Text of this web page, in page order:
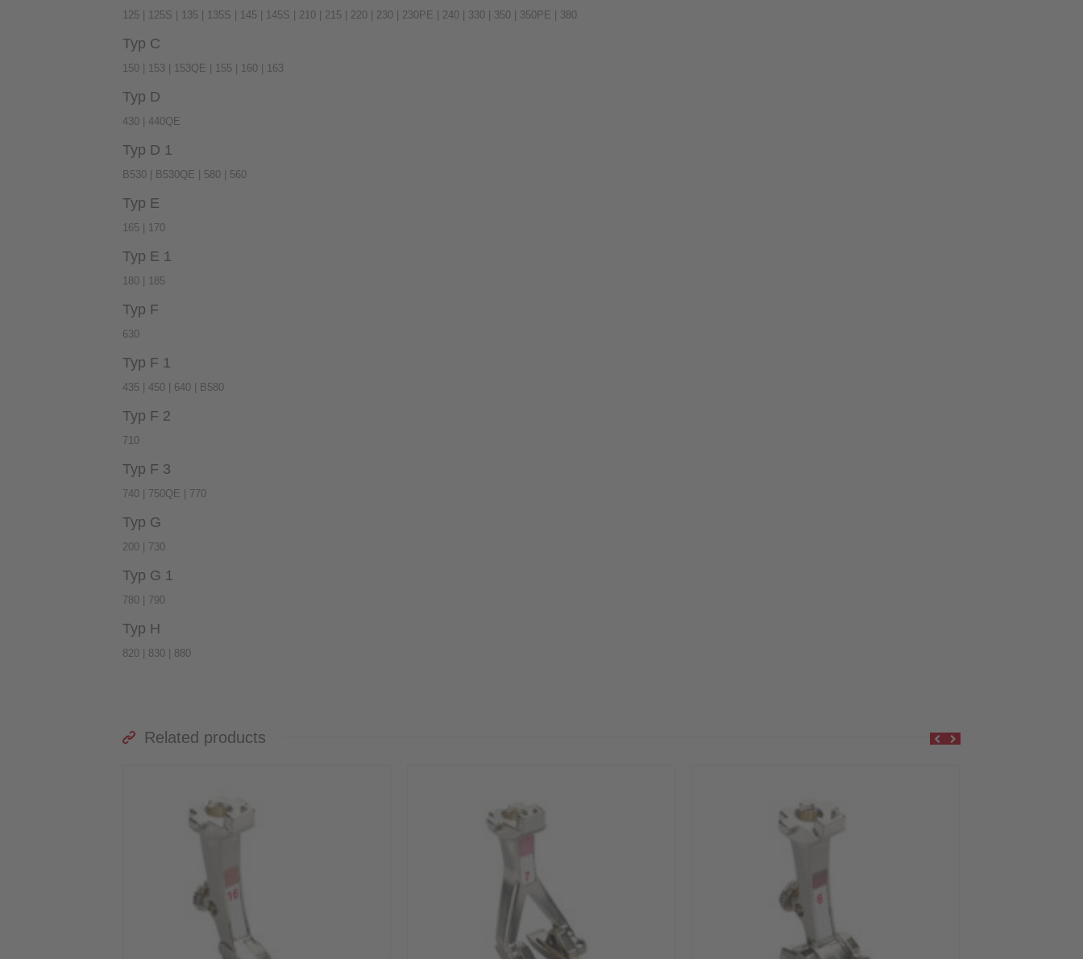
125 | 125S | 135 | 135S | 145 | 145S | 210 | 215 | 220 | 230 | 230PE | 240 | 330 | 350 | 350PE | 380
Typ C
150 | 153 | 153QE | 155 | 160 | 163
Typ D
430 | 440QE
Typ D 1
B530 | B530QE | 580 | 560
Typ E
165 | 170
Typ E 1
180 | 185
Typ F
630
Typ F 1
435 | 450 | 640 | B580
Typ F 2
710
Typ F 3
740 | 750QE | 770
Typ G
200 | 730
Typ G 1
780 | 790
Typ H
820 | 830 | 880
Related products